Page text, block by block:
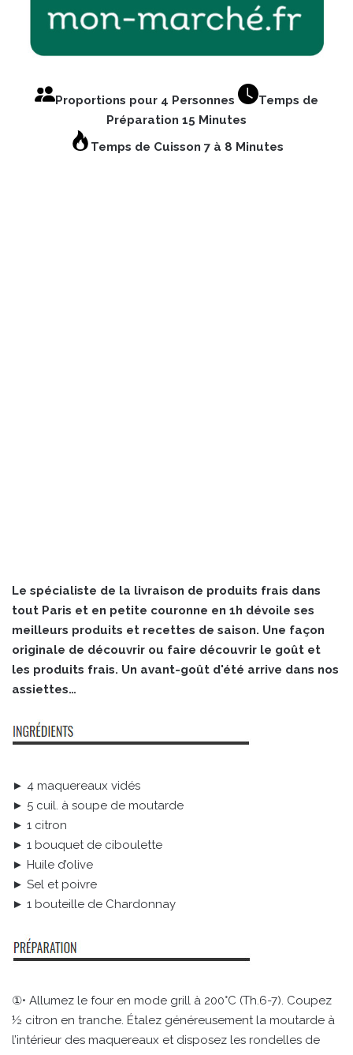
Proportions pour 4 Personnes
Temps de
Préparation 15 Minutes
Temps de Cuisson 7 à 8 Minutes
Le spécialiste de la livraison de produits frais dans
tout Paris et en petite couronne en 1h dévoile ses
meilleurs produits et recettes de saison. Une façon
originale de découvrir ou faire découvrir le goût et
les produits frais. Un avant-goût d'été arrive dans nos
assiettes…
► 4 maquereaux vidés
► 5 cuil. à soupe de moutarde
► 1 citron
► 1 bouquet de ciboulette
► Huile d’olive
► Sel et poivre
► 1 bouteille de Chardonnay
①• Allumez le four en mode grill à 200°C (Th.6-7). Coupez
½ citron en tranche. Étalez généreusement la moutarde à
l’intérieur des maquereaux et disposez les rondelles de